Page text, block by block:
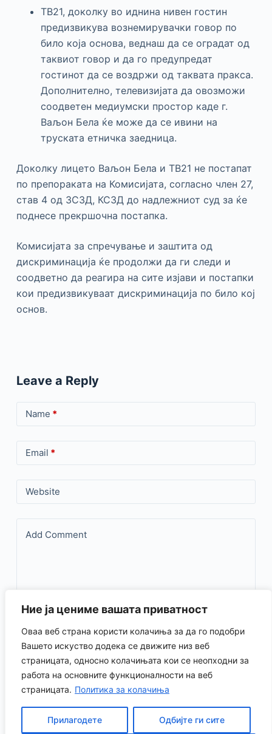
Ние ја цениме вашата приватност
Оваа веб страна користи колачиња за да го подобри
Вашето искуство додека се движите низ веб
страницата, односно колачињата кои се неопходни за
работа на основните функционалности на веб
страницата. Политика за колачиња
Прилагодете Одбијте ги сите
ТВ21, доколку во иднина нивен гостин
предизвикува вознемирувачки говор по
било која основа, веднаш да се оградат од
таквиот говор и да го предупредат
гостинот да се воздржи од таквата пракса.
Дополнително, телевизијата да овозможи
соодветен медиумски простор каде г.
Ваљон Бела ќе може да се ивини на
труската етничка заедница.
Доколку лицето Ваљон Бела и ТВ21 не постапат
по препораката на Комисијата, согласно член 27,
став 4 од ЗСЗД, КСЗД до надлежниот суд за ќе
поднесе прекршочна постапка.
Комисијата за спречување и заштита од
дискриминација ќе продолжи да ги следи и
соодветно да реагира на сите изјави и постапки
кои предизвикуваат дискриминација по било кој
основ.
Leave a Reply
Name *
Email *
Website
Add Comment
Save my name, email, and website in this browser for the
next time I comment.
Испрати коментар